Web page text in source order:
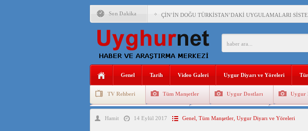
Son Dakika ÇİN’İN DOĞU TÜRKİSTAN’DAKİ UYGULAMALARI
ÇİN’İN DOĞU TÜRKİSTAN’DAKİ
DİYANET AKADEMİSİ BAŞKANI DOÇ.DR.KAAN :
150 YILDIR KAYNAYAN YARAMIZ : ÇİN İŞGALİNDEKİ
ÇİN’İN UYGUR POLİTİKALARINI ÖVEN DİYANET
ÇİN’İN ANKARA BÜYÜKELÇİSİ JİANG’İN TRABZON
Genel Tarih Video Galeri Uygur Diyarı ve Yöreleri
TV Rehberi Tüm Manşetler Uygur Dostları Uygur
Uygurlarda Düğün ve Cenaze
Hamit 14 Eylül 2017 Genel Tüm Manşetler, Uygur Diyarı ve Yöreleri